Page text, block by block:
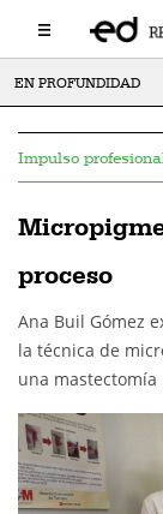
EN PROFUNDIDAD
Impulso
proceso
Ana Buil Gómez
la técnica de
una mastectomía